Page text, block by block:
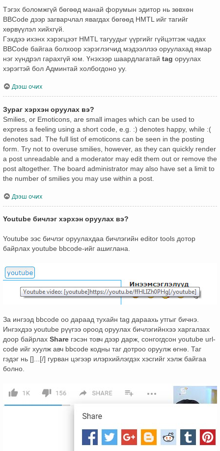
Тэгэх боломжгүй бөгөөд манай форумын эдитор нь зөвхөн
BBCode дээр загварчлал явагдах бөгөөд HMTL ийг тагийг
хөрвүүлэл хийхгүй.
Гэхдээ ихэнх хэрэгцээт HMTL тагуудыг үүргийг гүйцэтгэж чадах
BBCode байгаа болхоор хэрэглэгчид мэдээллээ оруулахад ямар
нэг хүндрэл гарахгүй юм. Үнэхээр шаардлагатай tag оруулах
хэрэгтэй бол Админтай холбогдоно уу.
Дээш очих
Зураг хэрхэн оруулах вэ?
Smilies, or Emoticons, are small images which can be used to
express a feeling using a short code, e.g. :) denotes happy, while :(
denotes sad. The full list of emoticons can be seen in the posting
form. Try not to overuse smilies, however, as they can quickly render
a post unreadable and a moderator may edit them out or remove the
post altogether. The board administrator may also have set a limit to
the number of smilies you may use within a post.
Дээш очих
Youtube бичлэг хэрхэн оруулах вэ?
Youtube ээс бичлэг оруулахдаа бичлэгийн editor tools дотор
байрлах youtube bbcode-ийг ашиглана.
За ингээд bbcode оо дараад тухайн tag дараахь утгыг бичнэ.
Ингэхдээ youtube рүүгээ ороод оруулах бичлэгийнхээ харгалзах
доор байрлах Share гэсэн товч дээр дарж, сонгогдсон youtube url-
code ийг хуулж авч bbcode кодны таг дотроо оруулж өгнө. Таг
гэдэг нь []...[/] гурван цэгээр илэрхийлэгдэх хэсгийг хэлж байгаа
болно.